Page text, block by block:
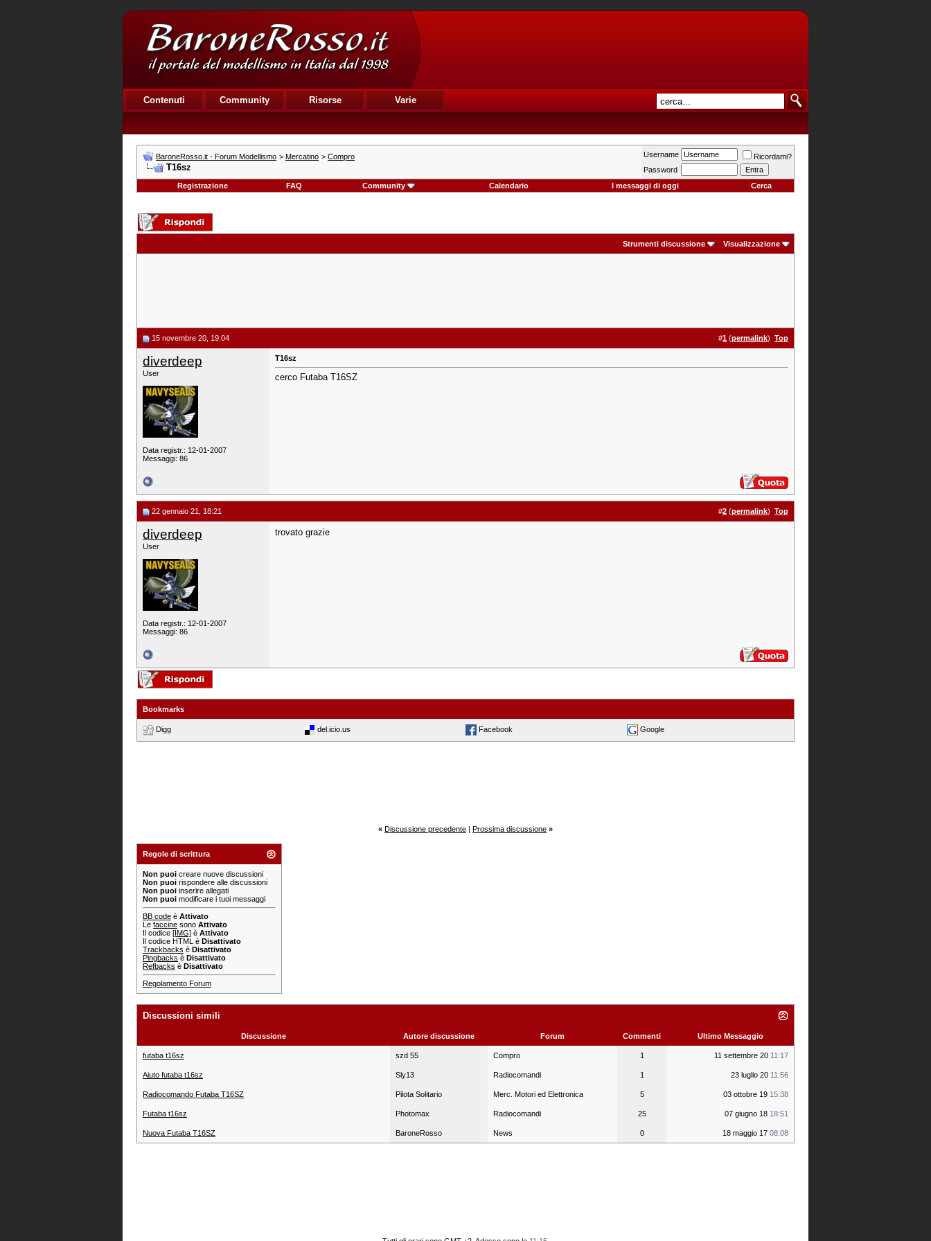
Contenuti Community Risorse Varie
BaroneRosso.it - Forum Modellismo > Mercatino > Compro
T16sz
Username
Ricordami?
Password
Registrazione
FAQ Community Calendario I messaggi di oggi Cerca
Strumenti discussione Visualizzazione
15 novembre 20, 19:04 #1 (permalink) Top
diverdeep
User
Data registr.: 12-01-2007
Messaggi: 86
T16sz
cerco Futaba T16SZ
22 gennaio 21, 18:21 #2 (permalink) Top
diverdeep
User
Data registr.: 12-01-2007
Messaggi: 86
trovato grazie
Bookmarks
Digg del.icio.us Facebook Google
« Discussione precedente | Prossima discussione »
Regole di scrittura
Non puoi creare nuove discussioni
Non puoi rispondere alle discussioni
Non puoi inserire allegati
Non puoi modificare i tuoi messaggi
BB code è Attivato
Le faccine sono Attivato
Il codice [IMG] è Attivato
Il codice HTML è Disattivato
Trackbacks è Disattivato
Pingbacks è Disattivato
Refbacks è Disattivato
Regolamento Forum
Discussioni simili
Discussione Autore discussione Forum Commenti Ultimo Messaggio
futaba t16sz szd 55 Compro 1 11 settembre 20 11:17
Aiuto futaba t16sz Sly13 Radiocomandi 1 23 luglio 20 11:56
Radiocomando Futaba T16SZ Pilota Solitario Merc. Motori ed Elettronica 5 03 ottobre 19 15:38
Futaba t16sz Photomax Radiocomandi 25 07 giugno 18 18:51
Nuova Futaba T16SZ BaroneRosso News 0 18 maggio 17 08:08